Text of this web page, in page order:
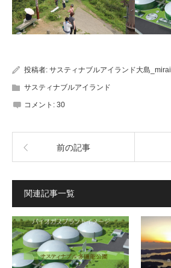
投稿者: サスティナブルアイランド大島_mirai
サスティナブルアイランド
コメント: 30
前の記事
関連記事一覧